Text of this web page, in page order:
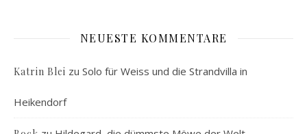
NEUESTE KOMMENTARE
Katrin Blei zu Solo für Weiss und die Strandvilla in
Heikendorf